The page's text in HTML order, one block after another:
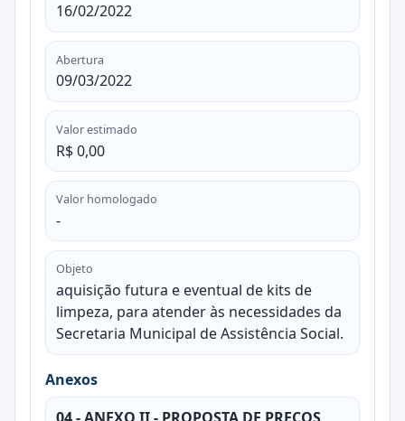
16/02/2022
Abertura
09/03/2022
Valor estimado
R$ 0,00
Valor homologado
-
Objeto
aquisição futura e eventual de kits de
limpeza, para atender às necessidades da
Secretaria Municipal de Assistência Social.
Anexos
04 - ANEXO II - PROPOSTA DE PREÇOS